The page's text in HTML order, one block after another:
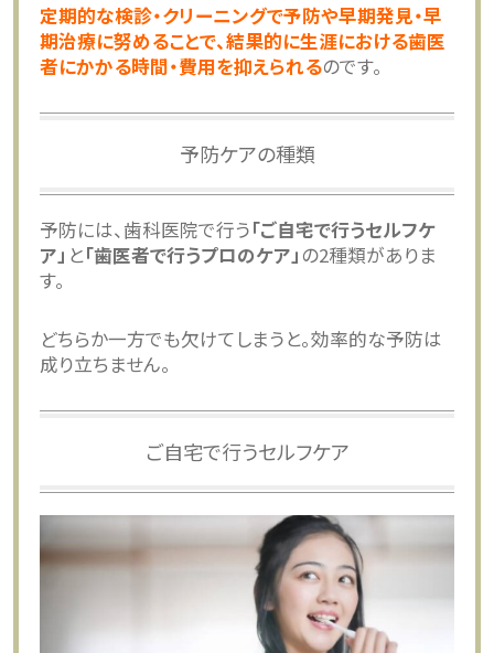
定期的な検診・クリーニングで予防や早期発見・早
期治療に努めることで、結果的に生涯における歯医
者にかかる時間・費用を抑えられるのです。
予防ケアの種類
予防には、歯科医院で行う「ご自宅で行うセルフケ
ア」 と「歯医者で行うプロのケア」 の2種類がありま
す。
どちらか一方でも欠けてしまうと。効率的な予防は
成り立ちません。
ご自宅で行うセルフケア